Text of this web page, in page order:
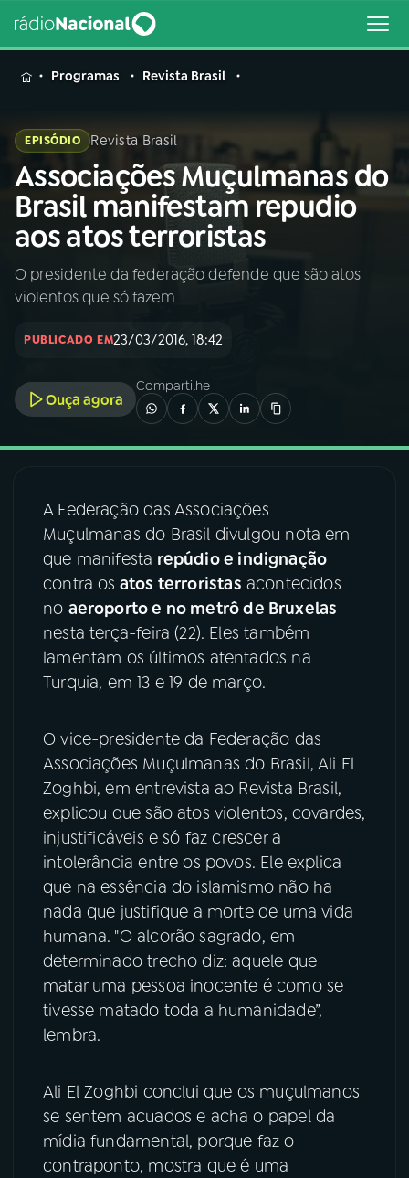
MENU
Buscar
na
Rádio
Nacional
Buscar
AO VIVO
INÍCIO
A RÁDIO
03PROGRAMAÇÃO
04PROGRAMAS
PODCASTS
06VIDEOCASTS
ÚLTIMAS
FESTIVAL DE MÚSICA
ACOMPANHE A RÁDIO NACIONAL
YouTube Facebook
TikTok
Programas Revista Brasil
EPISÓDIO Revista Brasil
Associações Muçulmanas do
Brasil manifestam repudio
aos atos terroristas
O presidente da federação defende que são atos
violentos que só fazem
PUBLICADO EM23/03/2016, 18:42
Ouça agora
Compartilhe
A Federação das Associações
Muçulmanas do Brasil divulgou nota em
que manifesta repúdio e indignação
contra os atos terroristas acontecidos
no aeroporto e no metrô de Bruxelas
nesta terça-feira (22). Eles também
lamentam os últimos atentados na
Turquia, em 13 e 19 de março.
O vice-presidente da Federação das
Associações Muçulmanas do Brasil, Ali El
Zoghbi, em entrevista ao Revista Brasil,
explicou que são atos violentos, covardes,
injustificáveis e só faz crescer a
intolerância entre os povos. Ele explica
que na essência do islamismo não ha
nada que justifique a morte de uma vida
humana. "O alcorão sagrado, em
determinado trecho diz: aquele que
matar uma pessoa inocente é como se
tivesse matado toda a humanidade”,
lembra.
Ali El Zoghbi conclui que os muçulmanos
se sentem acuados e acha o papel da
mídia fundamental, porque faz o
contraponto, mostra que é uma